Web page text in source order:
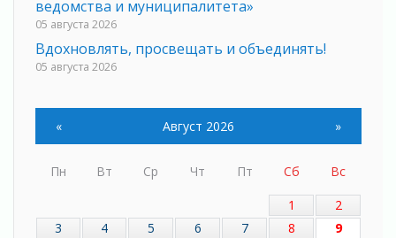
ведомства и муниципалитета»
05 августа 2026
Вдохновлять, просвещать и объединять!
05 августа 2026
05 августа 2026
На лидирующих позициях
Итоги конкурса «Лучший работник
Кадрового центра – 2026» подведены!
« Август 2026 »
Пн Вт Ср Чт Пт Сб
Вс
1
2
3
4 5 6 7 8
9